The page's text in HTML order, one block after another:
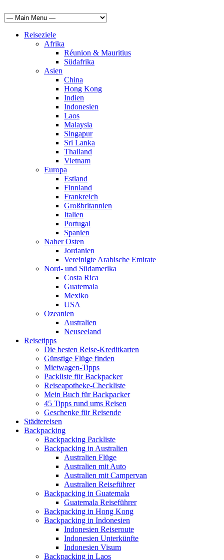
Reiseziele
Afrika
Réunion & Mauritius
Südafrika
Asien
China
Hong Kong
Indien
Indonesien
Laos
Malaysia
Singapur
Sri Lanka
Thailand
Vietnam
Europa
Estland
Finnland
Frankreich
Großbritannien
Italien
Portugal
Spanien
Naher Osten
Jordanien
Vereinigte Arabische Emirate
Nord- und Südamerika
Costa Rica
Guatemala
Mexiko
USA
Ozeanien
Australien
Neuseeland
Reisetipps
Die besten Reise-Kreditkarten
Günstige Flüge finden
Mietwagen-Tipps
Packliste für Backpacker
Reiseapotheke-Checkliste
Mein Buch für Backpacker
45 Tipps rund ums Reisen
Geschenke für Reisende
Städtereisen
Backpacking
Backpacking Packliste
Backpacking in Australien
Australien Flüge
Australien mit Auto
Australien mit Campervan
Australien Reiseführer
Backpacking in Guatemala
Guatemala Reiseführer
Backpacking in Hong Kong
Backpacking in Indonesien
Indonesien Reiseroute
Indonesien Unterkünfte
Indonesien Visum
Backpacking in Laos